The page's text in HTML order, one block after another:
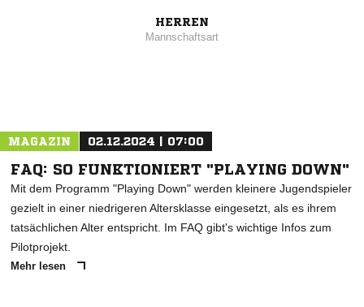
HERREN
Mannschaftsart
MAGAZIN 02.12.2024 | 07:00
FAQ: SO FUNKTIONIERT "PLAYING DOWN"
Mit dem Programm "Playing Down" werden kleinere Jugendspieler
gezielt in einer niedrigeren Altersklasse eingesetzt, als es ihrem
tatsächlichen Alter entspricht. Im FAQ gibt's wichtige Infos zum
Pilotprojekt.
Mehr lesen